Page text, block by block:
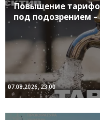
Повышение
под подозрением –
07.08.2026, 23:00